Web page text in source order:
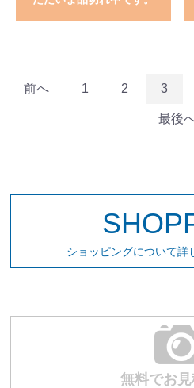
前へ 1 2 3
最後
ショッピングについて
無料でお見